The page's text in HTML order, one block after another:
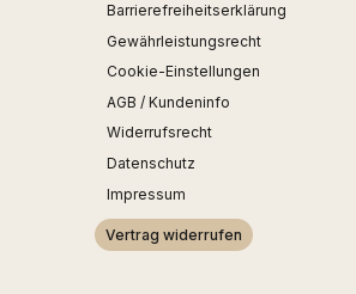
Barrierefreiheitserklärung
Gewährleistungsrecht
Cookie-Einstellungen
AGB / Kundeninfo
Widerrufsrecht
Datenschutz
Impressum
Vertrag widerrufen